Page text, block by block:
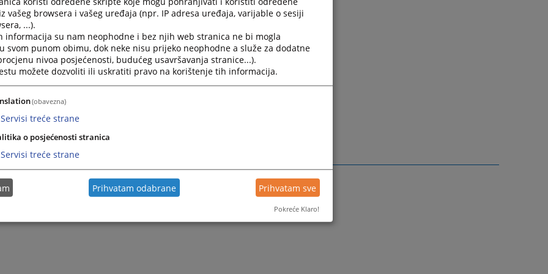
tužiteljstvo Kantona Sarajevo
tužiteljstvo Posavskog kantona
tužiteljstvo Tuzlanskog kantona
tužiteljstvo Unsko-sanskog kantona
tužiteljstvo Zeničko-dobojskog kantona
tužiteljstvo Hercegovačko-neretvanskog kantona
tužiteljstvo Srednjebosanskog kantona
tužiteljstvo Kantona 10 Livno
tužiteljstvo Zapadnohercegovačkog kantona
Ovom listom obuhvaćene su one institucije čije web stranice su
u okviru pravosudnog web portala
vašeg browsera i vašeg uređaja (npr. IP adresa uređaja, varijable o sesiji
...).
informacija su nam neophodne i bez njih web stranica ne bi mogla
svom punom obimu, dok neke nisu prijeko neophodne a služe za dodatne
nivoa posjećenosti, budućeg usavršavanja stranice...).
možete dozvoliti ili uskratiti pravo na korištenje tih informacija.
(obavezna)
Servisi treće strane
o posjećenosti stranica
Servisi treće strane
Prihvatam odabrane Prihvatam sve
Pokreće Klaro!